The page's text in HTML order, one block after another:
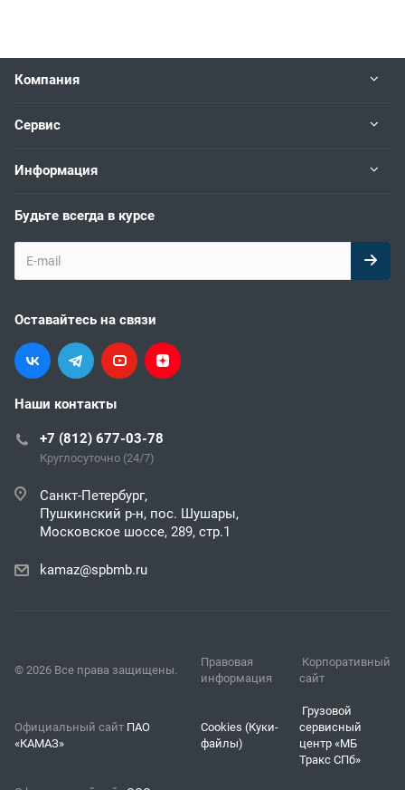
Компания
Сервис
Информация
Будьте всегда в курсе
Оставайтесь на связи
Наши контакты
+7 (812) 677-03-78
Круглосуточно (24/7)
Санкт-Петербург,
Пушкинский р-н, пос. Шушары,
Московское шоссе, 289, стр.1
kamaz@spbmb.ru
© 2026 Все права защищены.
Правовая
информация
Корпоративный
сайт
Официальный сайт ПАО
«КАМАЗ»
Cookies (Куки-
файлы)
Грузовой
сервисный
центр «МБ
Тракс СПб»